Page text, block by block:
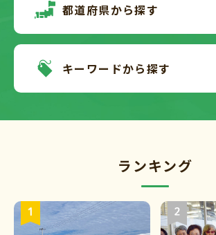
都道府県から探す
キーワードから探す
ランキング